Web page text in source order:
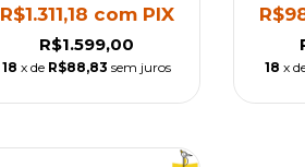
Treinamento para
Iniciantes
R$1.311,18 com PIX
R$1.599,00
18 x de R$88,83 sem juros 18 x